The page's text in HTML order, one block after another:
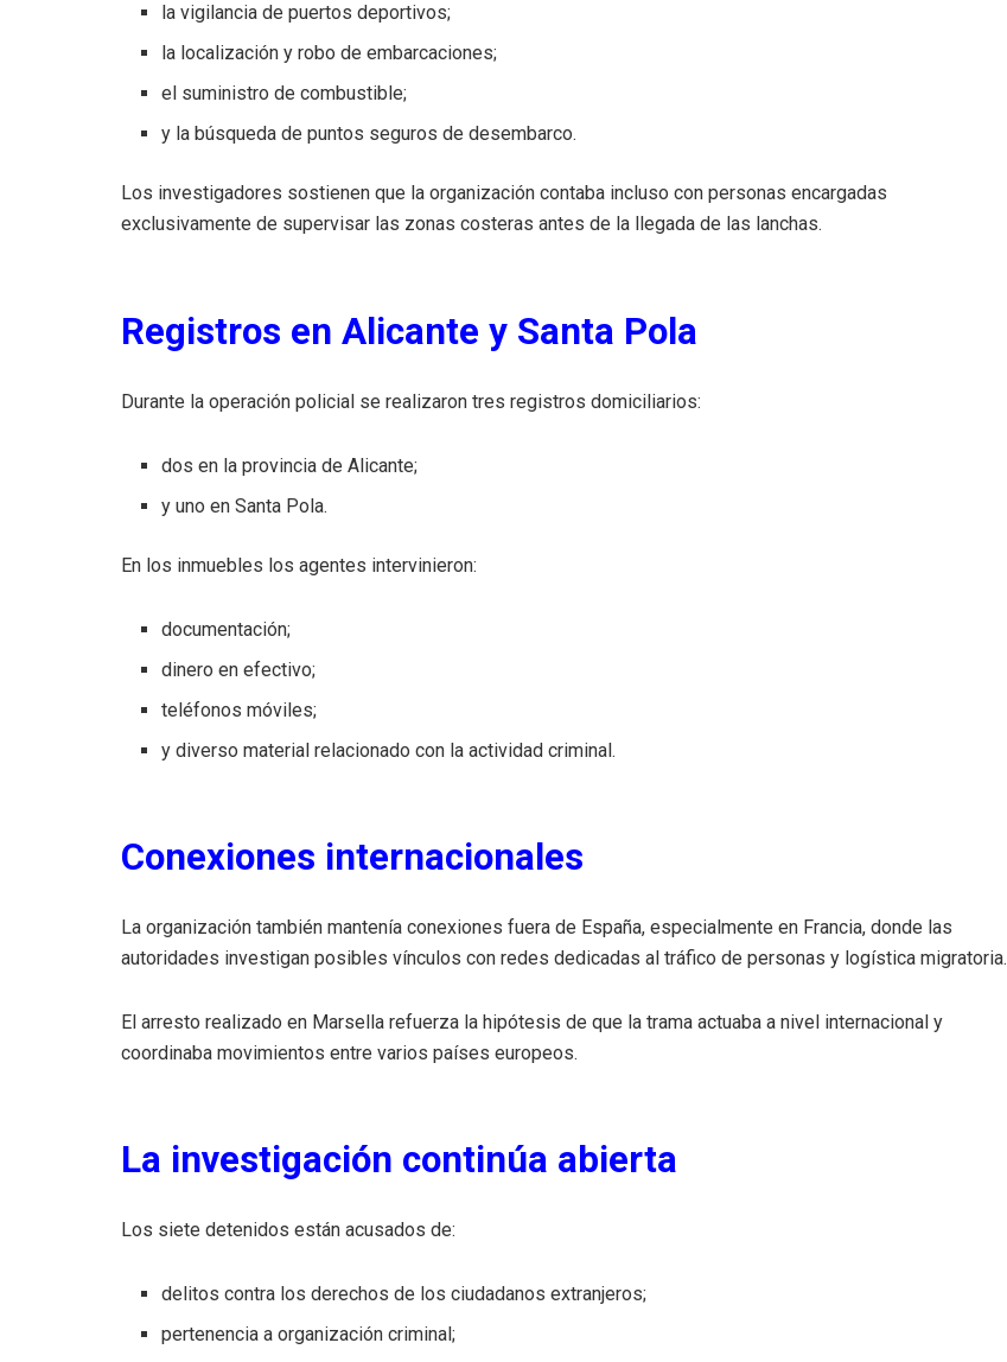
la vigilancia de puertos deportivos;
la localización y robo de embarcaciones;
el suministro de combustible;
y la búsqueda de puntos seguros de desembarco.
Los investigadores sostienen que la organización contaba incluso con personas encargadas
exclusivamente de supervisar las zonas costeras antes de la llegada de las lanchas.
Registros en Alicante y Santa Pola
Durante la operación policial se realizaron tres registros domiciliarios:
dos en la provincia de Alicante;
y uno en Santa Pola.
En los inmuebles los agentes intervinieron:
documentación;
dinero en efectivo;
teléfonos móviles;
y diverso material relacionado con la actividad criminal.
Conexiones internacionales
La organización también mantenía conexiones fuera de España, especialmente en Francia, donde las
autoridades investigan posibles vínculos con redes dedicadas al tráfico de personas y logística migratoria.
El arresto realizado en Marsella refuerza la hipótesis de que la trama actuaba a nivel internacional y
coordinaba movimientos entre varios países europeos.
La investigación continúa abierta
Los siete detenidos están acusados de:
delitos contra los derechos de los ciudadanos extranjeros;
pertenencia a organización criminal;